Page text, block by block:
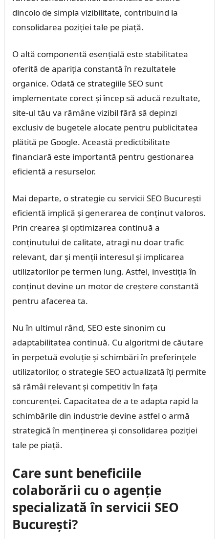
dincolo de simpla vizibilitate, contribuind la
consolidarea poziției tale pe piață.
O altă componentă esențială este stabilitatea
oferită de apariția constantă în rezultatele
organice. Odată ce strategiile SEO sunt
implementate corect și încep să aducă rezultate,
site-ul tău va rămâne vizibil fără să depinzi
exclusiv de bugetele alocate pentru publicitatea
plătită pe Google. Această predictibilitate
financiară este importantă pentru gestionarea
eficientă a resurselor.
Mai departe, o strategie cu servicii SEO București
eficientă implică și generarea de conținut valoros.
Prin crearea și optimizarea continuă a
conținutului de calitate, atragi nu doar trafic
relevant, dar și menții interesul și implicarea
utilizatorilor pe termen lung. Astfel, investiția în
conținut devine un motor de creștere constantă
pentru afacerea ta.
Nu în ultimul rând, SEO este sinonim cu
adaptabilitatea continuă. Cu algoritmi de căutare
în perpetuă evoluție și schimbări în preferințele
utilizatorilor, o strategie SEO actualizată îți permite
să rămâi relevant și competitiv în fața
concurenței. Capacitatea de a te adapta rapid la
schimbările din industrie devine astfel o armă
strategică în menținerea și consolidarea poziției
tale pe piață.
Care sunt beneficiile
colaborării cu o agenție
specializată în servicii SEO
București?